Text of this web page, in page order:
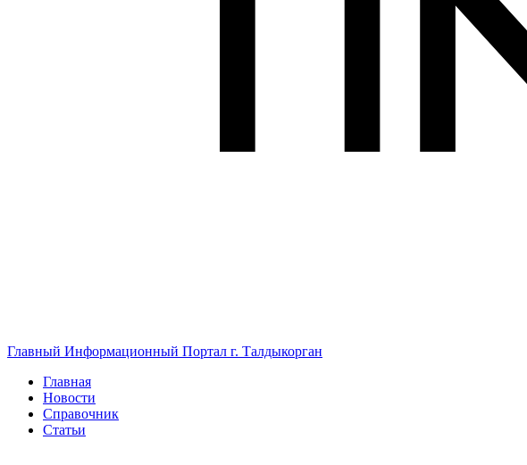
Главный Информационный Портал г. Талдыкорган
Главная
Новости
Справочник
Статьи